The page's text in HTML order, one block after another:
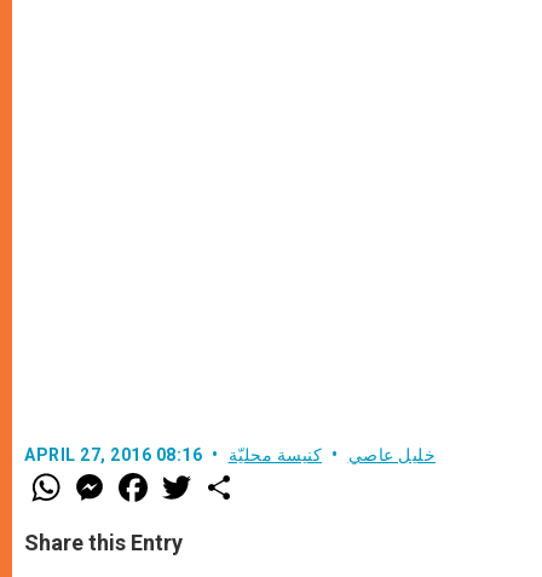
APRIL 27, 2016 08:16 خليل عاصي كنيسة محليّة
W
h
t
s
M
e
s
e
F
a
e
b
w
Share this Entry